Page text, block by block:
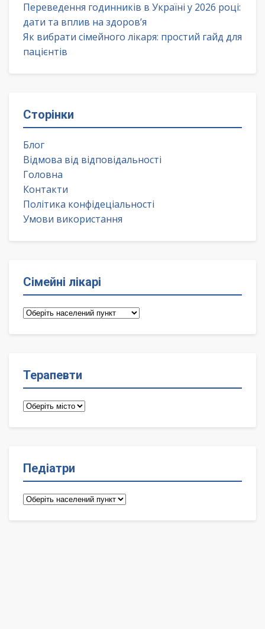
Переведення годинників в Україні у 2026 році:
дати та вплив на здоров’я
Як вибрати сімейного лікаря: простий гайд для
пацієнтів
Сторінки
Блог
Відмова від відповідальності
Головна
Контакти
Політика конфідеціальності
Умови використання
Сімейні лікарі
Сімейні
Терапевти
Терапевти
Педіатри
Педіатри